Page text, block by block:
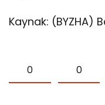
Kaynak: (BYZHA)
0 0